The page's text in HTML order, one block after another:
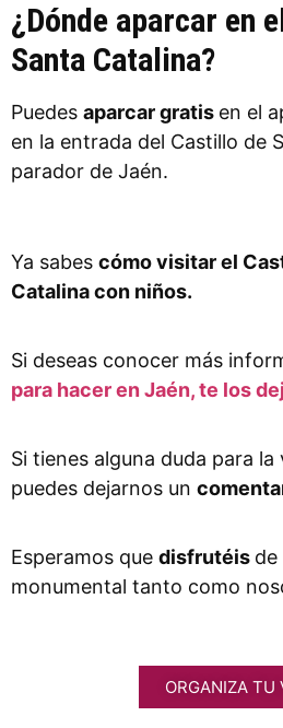
¿Dónde aparcar en
Santa Catalina?
Puedes aparcar gratis en el
en la entrada del Castillo de
parador de Jaén.
Ya sabes cómo visitar el
Catalina con niños.
Si deseas conocer más
para hacer en Jaén, te los
Si tienes alguna duda para la
puedes dejarnos un
Esperamos que disfrutéis de
monumental tanto como
ORGANIZA TU